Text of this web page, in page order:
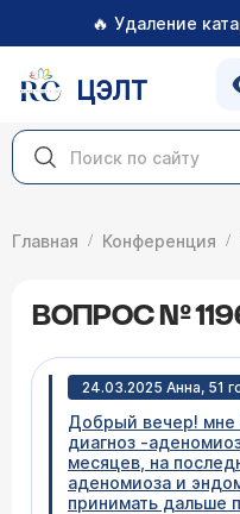
🔥 Удаление
ЦЭЛТ
Главная Конференция
ВОПРОС №
24.03.2025 Анна, 51
Добрый вечер! мне
диагноз -
месяцев, на
аденомиоза и
принимать дальше